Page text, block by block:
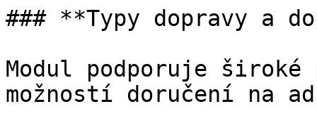
### **Typy dopravy a
Modul podporuje
možností doručení na